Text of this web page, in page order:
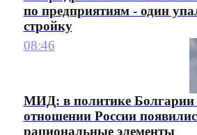
по предприятиям - один
стройку
08:46
МИД: в политике Болгарии
отношении России
рациональные элементы